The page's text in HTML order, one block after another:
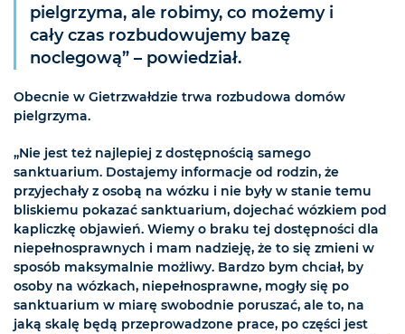
pielgrzyma, ale robimy, co możemy i
cały czas rozbudowujemy bazę
noclegową” – powiedział.
Obecnie w Gietrzwałdzie trwa rozbudowa domów
pielgrzyma.
„Nie jest też najlepiej z dostępnością samego
sanktuarium. Dostajemy informacje od rodzin, że
przyjechały z osobą na wózku i nie były w stanie temu
bliskiemu pokazać sanktuarium, dojechać wózkiem pod
kapliczkę objawień. Wiemy o braku tej dostępności dla
niepełnosprawnych i mam nadzieję, że to się zmieni w
sposób maksymalnie możliwy. Bardzo bym chciał, by
osoby na wózkach, niepełnosprawne, mogły się po
sanktuarium w miarę swobodnie poruszać, ale to, na
jaką skalę będą przeprowadzone prace, po części jest